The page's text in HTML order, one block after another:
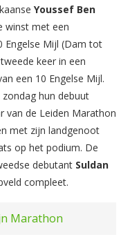
Youssef Ben
winst met een
Engelse Mijl (Dam tot
keer in een
een 10 Engelse Mijl.
hun debuut
van de Leiden Marathon
met zijn landgenoot
op het podium. De
debutant Suldan
compleet.
Marathon